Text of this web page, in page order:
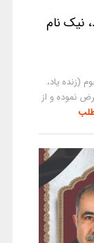
نیک نام
(زنده یاد،
نموده و از